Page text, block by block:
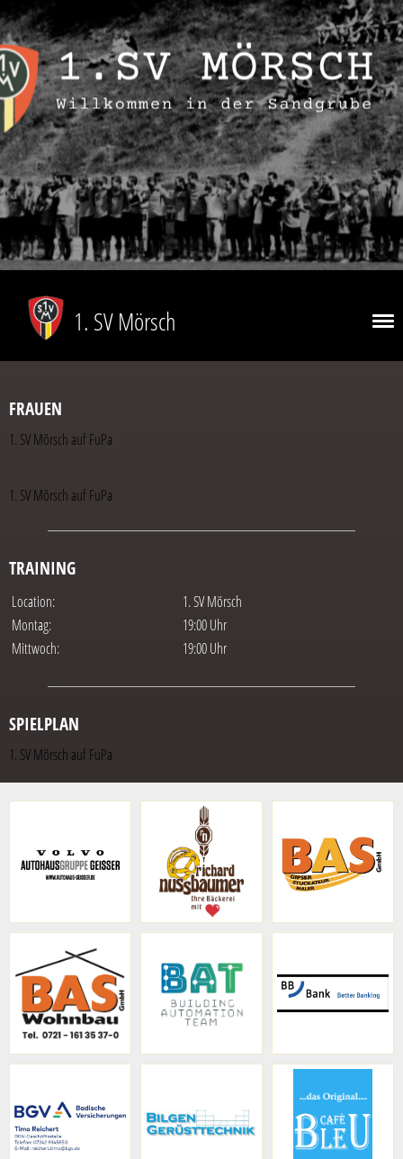
1. SV Mörsch
FRAUEN
1. SV Mörsch auf FuPa
1. SV Mörsch auf FuPa
TRAINING
Location:
1. SV Mörsch
Montag:
19:00 Uhr
Mittwoch:
19:00 Uhr
SPIELPLAN
1. SV Mörsch auf FuPa